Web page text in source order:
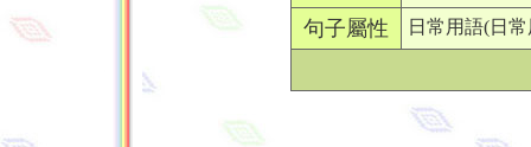
句子屬性 日常用語(日